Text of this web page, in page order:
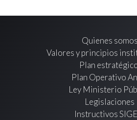
Quienes somos
Valores y principios
Plan
Plan Operativo
Ley Ministerio
Legislaciones
Instructivos